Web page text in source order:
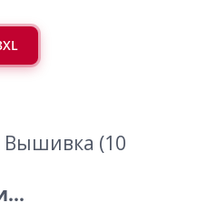
Вышивка (10